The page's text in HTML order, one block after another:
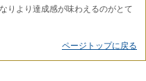
りより達成感が味わえるのがとて
ページトップに戻る